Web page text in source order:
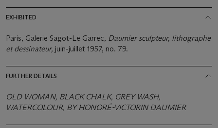
EXHIBITED
Paris, Galerie Sagot-Le Garrec, Daumier sculpteur, lithographe
et dessinateur, juin-juillet 1957, no. 79.
FURTHER DETAILS
OLD WOMAN, BLACK CHALK, GREY WASH,
WATERCOLOUR, BY HONORÉ-VICTORIN DAUMIER